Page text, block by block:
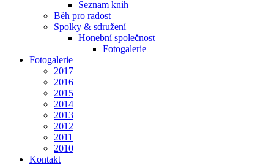
Seznam knih
Běh pro radost
Spolky & sdružení
Honební společnost
Fotogalerie
Fotogalerie
2017
2016
2015
2014
2013
2012
2011
2010
Kontakt